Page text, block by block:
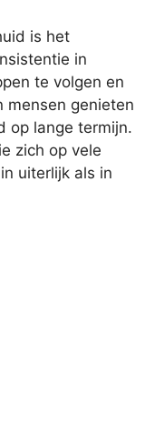
is het
in
te volgen en
mensen genieten
op lange termijn.
zich op vele
uiterlijk als in